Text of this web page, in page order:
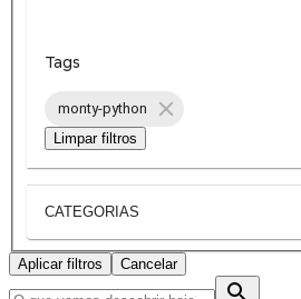
Tags
monty-python
Limpar filtros
CATEGORIAS
Aplicar filtros Cancelar